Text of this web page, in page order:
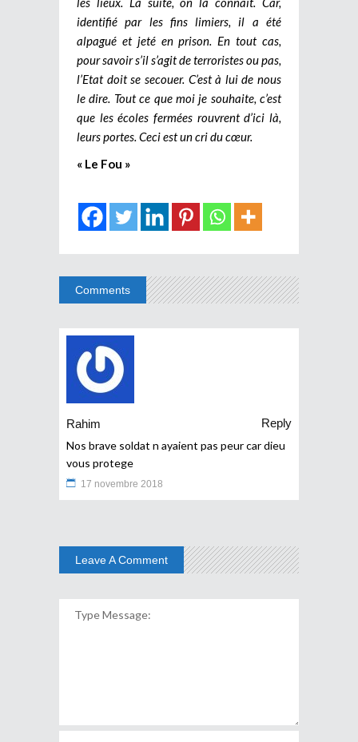
identifié par les fins limiers, il a été
alpagué et jeté en prison. En tout cas,
pour savoir s’il s’agit de terroristes ou pas,
l’Etat doit se secouer. C’est à lui de nous
le dire. Tout ce que moi je souhaite, c’est
que les écoles fermées rouvrent d’ici là,
leurs portes. Ceci est un cri du cœur.
« Le Fou »
Comments
Rahim
Reply
Nos brave soldat n ayaient pas peur car dieu
vous protege
17 novembre 2018
Leave A Comment